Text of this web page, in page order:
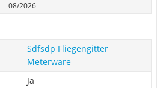
08/2026
Sdfsdp Fliegengitter
Meterware
Ja